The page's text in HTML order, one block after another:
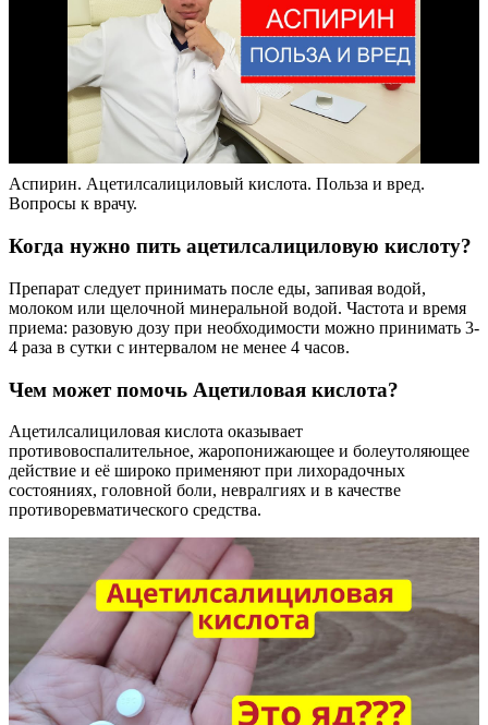
Аспирин. Ацетилсалициловый кислота. Польза и вред.
Вопросы к врачу.
Когда нужно пить ацетилсалициловую кислоту?
Препарат следует принимать после еды, запивая водой,
молоком или щелочной минеральной водой. Частота и время
приема: разовую дозу при необходимости можно принимать 3-
4 раза в сутки с интервалом не менее 4 часов.
Чем может помочь Ацетиловая кислота?
Ацетилсалициловая кислота оказывает
противовоспалительное, жаропонижающее и болеутоляющее
действие и её широко применяют при лихорадочных
состояниях, головной боли, невралгиях и в качестве
противоревматического средства.